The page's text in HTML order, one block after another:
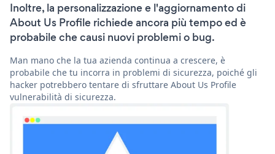
Inoltre, la personalizzazione e l'aggiornamento di
About Us Profile richiede ancora più tempo ed è
probabile che causi nuovi problemi o bug.
Man mano che la tua azienda continua a crescere, è
probabile che tu incorra in problemi di sicurezza, poiché gli
hacker potrebbero tentare di sfruttare About Us Profile
vulnerabilità di sicurezza.